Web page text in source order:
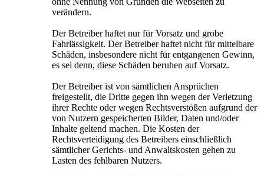
verändern.
Der Betreiber haftet nur für Vorsatz und grobe
Fahrlässigkeit. Der Betreiber haftet nicht für mittelbare
Schäden, insbesondere nicht für entgangenen Gewinn,
es sei denn, diese Schäden beruhen auf Vorsatz.
Der Betreiber ist von sämtlichen Ansprüchen
freigestellt, die Dritte gegen ihn wegen der Verletzung
ihrer Rechte oder wegen Rechtsverstößen aufgrund der
von Nutzern gespeicherten Bilder, Daten und/oder
Inhalte geltend machen. Die Kosten der
Rechtsverteidigung des Betreibers einschließlich
sämtlicher Gerichts- und Anwaltskosten gehen zu
Lasten des fehlbaren Nutzers.